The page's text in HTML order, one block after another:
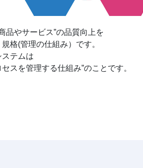
品やサービス”の品質向上を
格(管理の仕組み）です。
テムは
スを管理する仕組み”のことです。